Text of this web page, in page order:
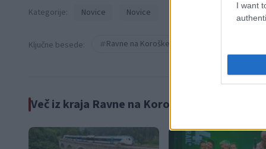
I want
Kategorije: Novice Novice
Ključne besede: Ravne na Koroškem
Več iz kraja Ravne na Koroškem